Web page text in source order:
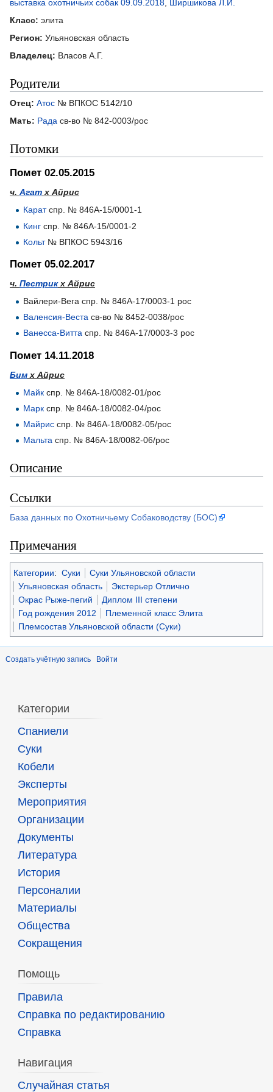
выставка охотничьих собак 09.09.2018
Ширшикова Л.И.
Класс: элита
Регион: Ульяновская область
Владелец: Власов А.Г.
Родители
Отец: Атос № ВПКОС 5142/10
Мать: Рада св-во № 842-0003/рос
Потомки
Помет 02.05.2015
ч. Агатх Айрис
Каратспр. № 846А-15/0001-1
Кинг спр. № 846А-15/0001-2
Кольт№ ВПКОС 5943/16
Помет 05.02.2017
ч. Пестрикх Айрис
Вайлери-Вега спр. № 846А-17/0003-1 рос
Валенсия-Веста св-во № 8452-0038/рос
Ванесса-Витта спр. № 846А-17/0003-3 рос
Помет 14.11.2018
Бим х Айрис
Майк спр. № 846А-18/0082-01/рос
Марк спр. № 846А-18/0082-04/рос
Майрис спр. № 846А-18/0082-05/рос
Мальта спр. № 846А-18/0082-06/рос
Описание
Ссылки
База данных по Охотничьему Собаководству (БОС)
Примечания
Категории: Суки
Суки Ульяновской области
Ульяновская область
Экстерьер Отлично
Окрас Рыже-пегий
Диплом III степени
Год рождения 2012
Племенной класс Элита
Племсостав Ульяновской области (Суки)
Создать учётную запись Войти
Категории
Спаниели
Суки
Кобели
Эксперты
Мероприятия
Организации
Документы
Литература
История
Персоналии
Материалы
Общества
Сокращения
Помощь
Правила
Справка по редактированию
Справка
Навигация
Случайная статья